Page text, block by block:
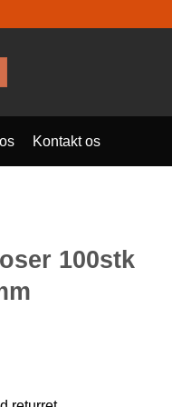
Kontakt os
100stk